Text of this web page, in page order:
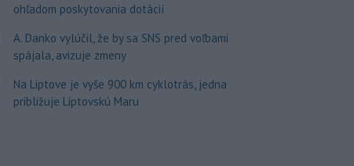
ohľadom poskytovania dotácií
A. Danko vylúčil, že by sa SNS pred voľbami
spájala, avizuje zmeny
Na Liptove je vyše 900 km cyklotrás, jedna
približuje Liptovskú Maru